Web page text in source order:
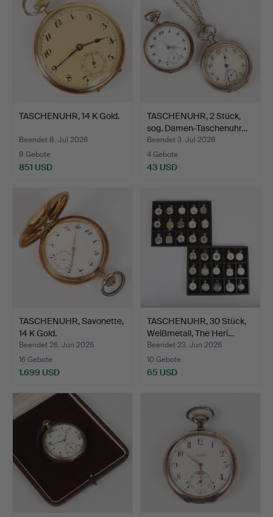
TASCHENUHR, 14 K Gold.
Beendet 8. Jul 2026
8 Gebote
851 USD
TASCHENUHR, 2 Stück,
sog. Damen-Taschenuhr…
Beendet 3. Jul 2026
4 Gebote
43 USD
TASCHENUHR, Savonette,
14 K Gold.
Beendet 26. Jun 2026
16 Gebote
1.699 USD
TASCHENUHR, 30 Stück,
Weißmetall, The Heri…
Beendet 23. Jun 2026
10 Gebote
65 USD